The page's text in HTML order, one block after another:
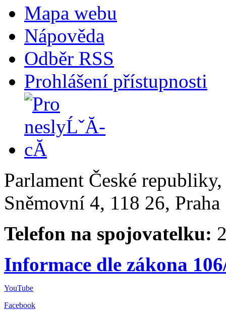
Mapa webu
Nápověda
Odběr RSS
Prohlášení přístupnosti
Parlament České
Sněmovní 4, 118 26,
Telefon na spojovatelku:
Informace dle zákona
YouTube
Facebook